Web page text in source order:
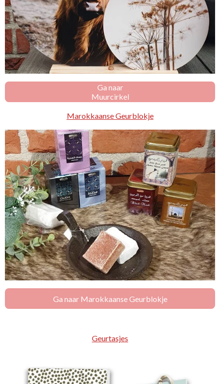
Ga naar
Muurcirkel
Marokkaanse Geurblokje
Ga naar Marokkaanse Geurblokje
Geurtasjes